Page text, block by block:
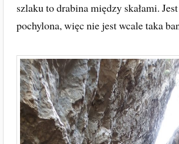
szlaku to drabina między skałami.
pochylona, więc nie jest wcale taka